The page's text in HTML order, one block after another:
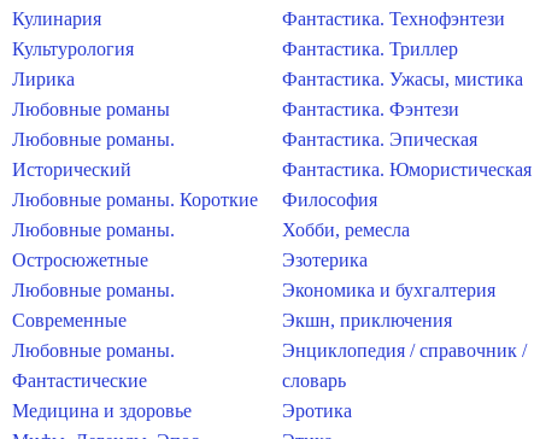
Кулинария
Культурология
Лирика
Любовные романы
Любовные романы.
Исторический
Любовные романы. Короткие
Любовные романы.
Остросюжетные
Любовные романы.
Современные
Любовные романы.
Фантастические
Медицина и здоровье
Фантастика. Технофэнтези
Фантастика. Триллер
Фантастика. Ужасы, мистика
Фантастика. Фэнтези
Фантастика. Эпическая
Фантастика. Юмористическая
Философия
Хобби, ремесла
Эзотерика
Экономика и бухгалтерия
Экшн, приключения
Энциклопедия / справочник /
словарь
Эротика